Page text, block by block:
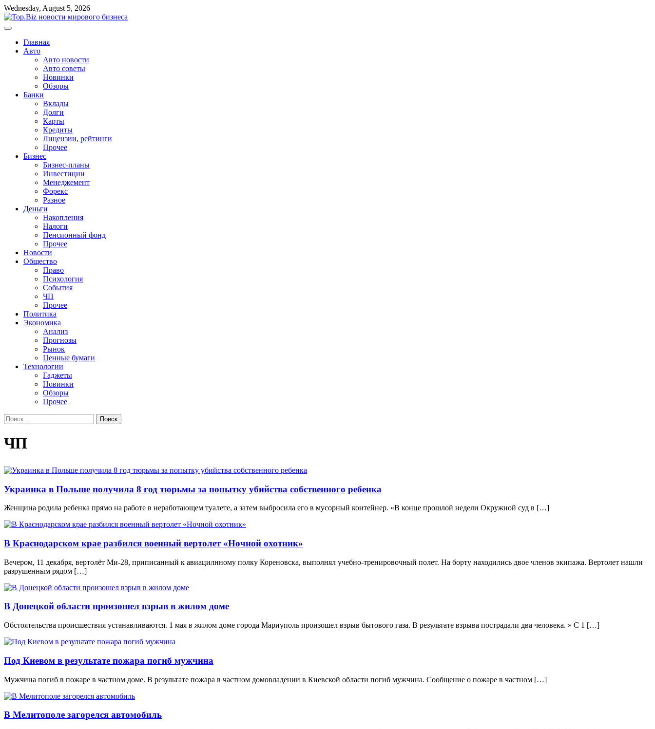
Перейти
к
содержимому
Wednesday, August 5, 2026
Главная
Авто
Авто новости
Авто советы
Новинки
Обзоры
Банки
Вклады
Долги
Карты
Кредиты
Лицензии, рейтинги
Прочее
Бизнес
Бизнес-планы
Инвестиции
Менеджемент
Форекс
Разное
Деньги
Накопления
Налоги
Пенсионный фонд
Прочее
Новости
Общество
Право
Психология
События
ЧП
Прочее
Политика
Экономика
Анализ
Прогнозы
Рынок
Ценные бумаги
Технологии
Гаджеты
Новинки
Обзоры
Прочее
Найти:
ЧП
Украинка в Польше получила 8 год тюрьмы за попытку убийства собственного ребенка
Женщина родила ребенка прямо на работе в неработающем туалете, а затем выбросила его в мусорный контейнер. «В конце прошлой недели Окружной суд в […]
В Краснодарском крае разбился военный вертолет «Ночной охотник»
Вечером, 11 декабря, вертолёт Ми-28, приписанный к авиацилнному полку Кореновска, выполнял учебно-тренировочный полет. На борту находились двое членов экипажа. Вертолет нашли
разрушенным рядом […]
В Донецкой области произошел взрыв в жилом доме
Обстоятельства происшествия устанавливаются. 1 мая в жилом доме города Мариуполь произошел взрыв бытового газа. В результате взрыва пострадали два человека. » С 1 […]
Под Киевом в результате пожара погиб мужчина
Мужчина погиб в пожаре в частном доме. В результате пожара в частном домовладении в Киевской области погиб мужчина. Сообщение о пожаре в частном […]
В Мелитополе загорелся автомобиль